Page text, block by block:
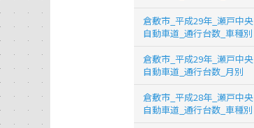
倉敷市_平成29年_瀬戸中央
自動車道_通行台数_車種別
倉敷市_平成29年_瀬戸中央
自動車道_通行台数_月別
倉敷市_平成28年_瀬戸中央
自動車道_通行台数_車種別